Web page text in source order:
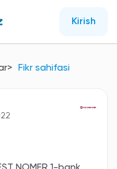
Kirish
Fikr sahifasi